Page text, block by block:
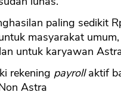
paling sedikit
masyarakat
untuk karyawan
rekening payrollaktif
Astra